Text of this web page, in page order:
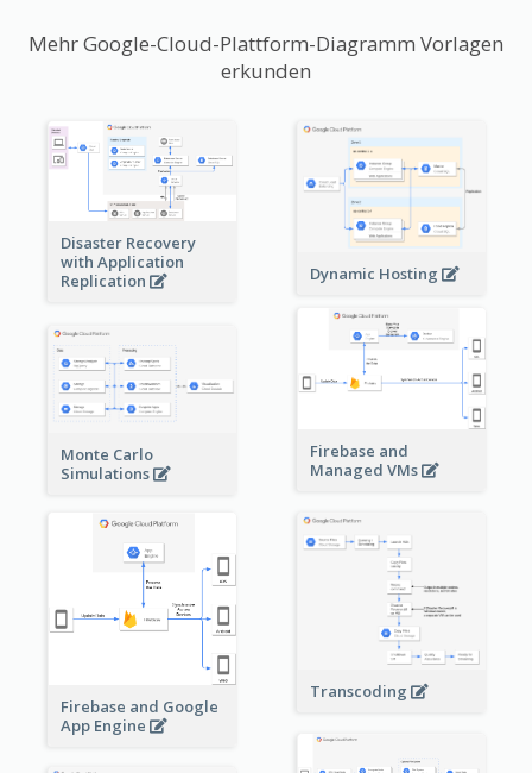
Mehr Google-Cloud-Plattform-Diagramm Vorlagen
erkunden
Disaster Recovery
with Application
Replication
Dynamic Hosting
Firebase and
Managed VMs
Monte Carlo
Simulations
Firebase and Google
App Engine
Transcoding